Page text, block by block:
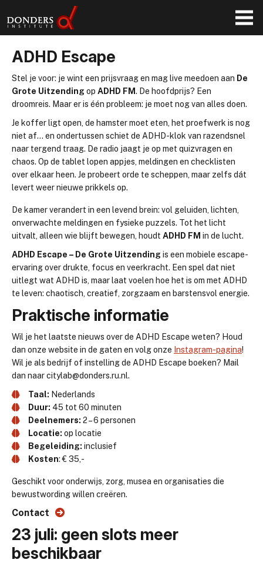
ADHD Escape
Stel je voor: je wint een prijsvraag en mag live meedoen aan De
Grote Uitzending op ADHD FM. De hoofdprijs? Een
droomreis. Maar er is één probleem: je moet nog van alles doen.
Je koffer ligt open, de hamster moet eten, het proefwerk is nog
niet af… en ondertussen schiet de ADHD-klok van razendsnel
naar tergend traag. De radio jaagt je op met quizvragen en
chaos. Op de tablet lopen appjes, meldingen en checklisten
over elkaar heen. Je probeert orde te scheppen, maar zelfs dát
levert weer nieuwe prikkels op.
De kamer verandert in een levend brein: vol geluiden, lichten,
onverwachte meldingen en fysieke puzzels. Tot het licht
uitvalt, alleen wie blijft bewegen, houdt ADHD FM in de lucht.
ADHD Escape – De Grote Uitzending is een mobiele escape-
ervaring over drukte, focus en veerkracht. Een spel dat niet
uitlegt wat ADHD is, maar laat voelen hoe het is om met ADHD
te leven: chaotisch, creatief, zorgzaam en barstensvol energie.
Praktische informatie
Wil je het laatste nieuws over de ADHD Escape weten? Houd
dan onze website in de gaten en volg onze Instagram-pagina!
Wil je als bedrijf of instelling de ADHD Escape boeken? Mail
dan naar citylab@donders.ru.nl.
Taal: Nederlands
Duur: 45 tot 60 minuten
Deelnemers: 2 – 6 personen
Locatie: op locatie
Begeleiding: inclusief
Kosten: € 35,-
Geschikt voor onderwijs, zorg, musea en organisaties die
bewustwording willen creëren.
Contact
23 juli: geen slots meer
beschikbaar